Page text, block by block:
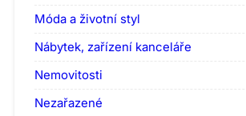
Móda a životní styl
Nábytek, zařízení kanceláře
Nemovitosti
Nezařazené